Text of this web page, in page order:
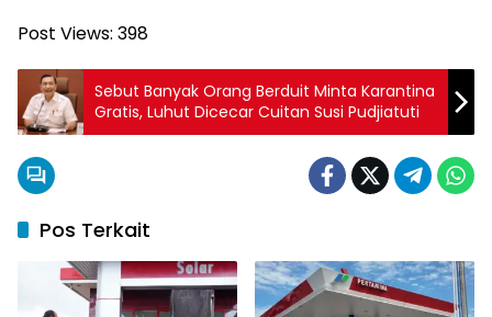
Post Views: 398
Sebut Banyak Orang Berduit Minta Karantina
Gratis, Luhut Dicecar Cuitan Susi Pudjiatuti
Pos Terkait